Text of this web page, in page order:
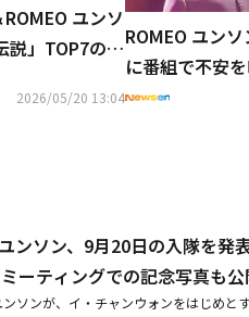
ユンソ
説」TOP7の記
2026/05/20 13:04
ROMEO ユン
に番組で不安
ンソン、9月20日の入隊を
ーティングでの記念写真も公
ンソンが、イ・チャンウォンをはじめと